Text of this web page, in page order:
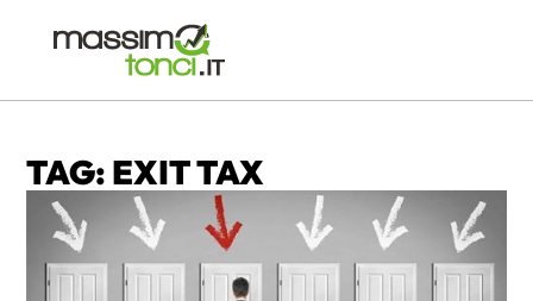
TAG: EXIT TAX